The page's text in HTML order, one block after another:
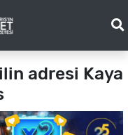
adresi Kaya